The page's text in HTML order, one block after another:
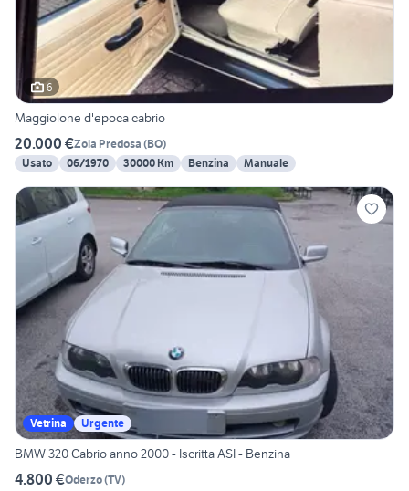
6
Maggiolone d'epoca cabrio
20.000 €Zola Predosa (BO)
Usato
06/1970 30000 Km Benzina Manuale
Vetrina Urgente
BMW 320 Cabrio anno 2000 - Iscritta ASI - Benzina
4.800 €Oderzo(TV)